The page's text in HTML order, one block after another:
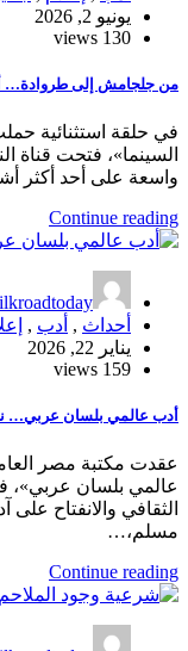
يونيو 2, 2026
130 views
من جلجامش إلى طروادة…
في حلقة استثنائية
واسعة على أحد أكثر
Continue reading
أحداث , أدب ,
يناير 22, 2026
159 views
أدب عالمي بلسان عربي…
عقدت مكتبة مصر
عالمي بلسان عربي»،
الثقافي والانفتاح على
مسلم،…
Continue reading